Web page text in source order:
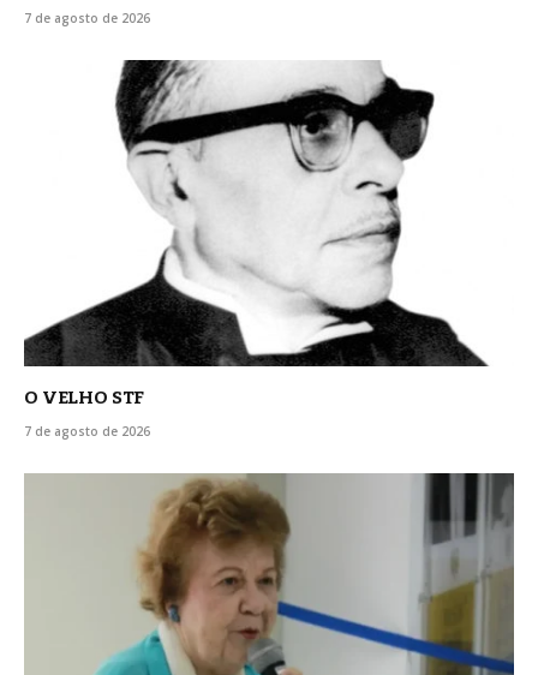
7 de agosto de 2026
O VELHO STF
7 de agosto de 2026